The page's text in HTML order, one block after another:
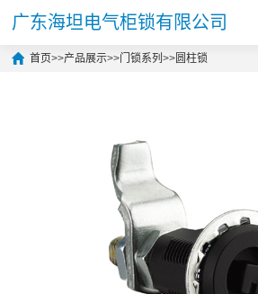
广东海坦电气柜锁有限公司
首页>>产品展示>>门锁系列>>圆柱锁